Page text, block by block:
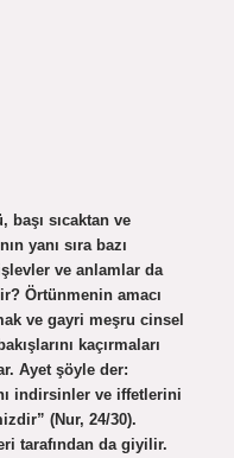
başı sıcaktan ve
yanı sıra bazı
ve anlamlar da
Örtünmenin amacı
ve gayri meşru cinsel
kaçırmaları
Ayet şöyle der:
indirsinler ve iffetlerini
(Nur, 24/30).
tarafından da giyilir.